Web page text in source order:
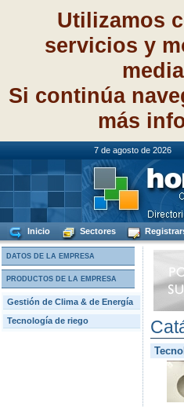
Utilizamos
servicios y
Si continúa
más
7 de
Inicio Sectores
DATOS DE LA EMPRESA
PRODUCTOS DE LA EMPRESA
Gestión de Clima & de Energía
Tecnología de riego